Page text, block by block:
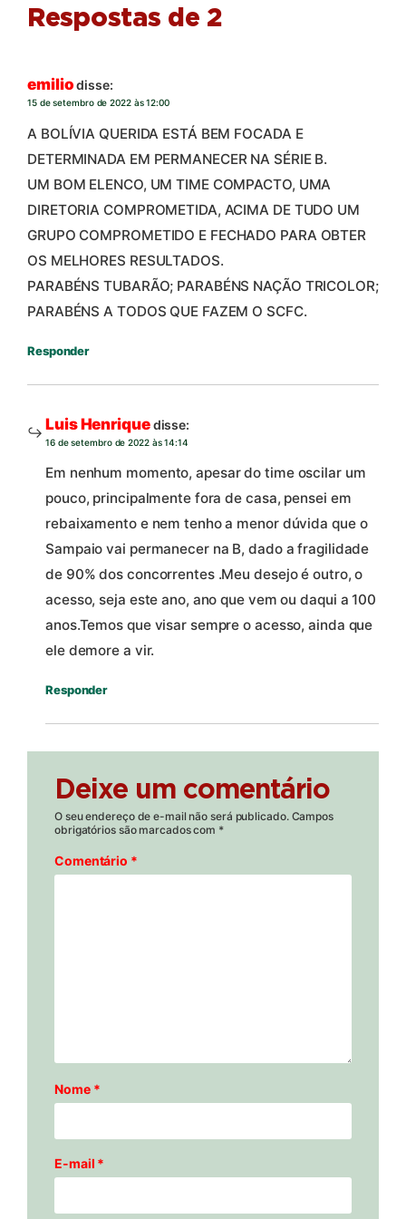
Respostas de 2
emiliodisse:
15 de setembro de 2022 às 12:00
A BOLÍVIA QUERIDA ESTÁ BEM FOCADA E
DETERMINADA EM PERMANECER NA SÉRIE B.
UM BOM ELENCO, UM TIME COMPACTO, UMA
DIRETORIA COMPROMETIDA, ACIMA DE TUDO UM
GRUPO COMPROMETIDO E FECHADO PARA OBTER
OS MELHORES RESULTADOS.
PARABÉNS TUBARÃO; PARABÉNS NAÇÃO TRICOLOR;
PARABÉNS A TODOS QUE FAZEM O SCFC.
Responder
Luis Henriquedisse:
16 de setembro de 2022 às 14:14
Em nenhum momento, apesar do time oscilar um
pouco, principalmente fora de casa, pensei em
rebaixamento e nem tenho a menor dúvida que o
Sampaio vai permanecer na B, dado a fragilidade
de 90% dos concorrentes .Meu desejo é outro, o
acesso, seja este ano, ano que vem ou daqui a 100
anos.Temos que visar sempre o acesso, ainda que
ele demore a vir.
Responder
Deixe um comentário
O seu endereço de e-mail não será publicado. Campos
obrigatórios são marcados com *
Comentário *
Nome *
E-mail *